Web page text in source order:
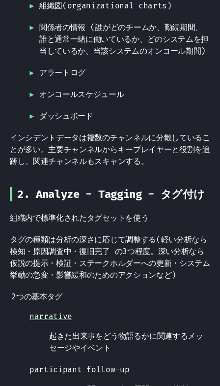
組織図(organizational charts)
関係者の情報 (誰がどのチームか、勤続期間、
誰と通常一緒に働いているか、どのシステムを担
当しているか、当該システムのオンコール期間)
アラートログ
オンコールスケジュール
ダッシュボード
インシデントデータは複数のチャンネルに分散しているこ
とが多い。主要チャンネルからキープレイヤーと役割を追
跡し、関連チャンネルもスキャンする。
2. Analyze - Tagging - タグ付け
組織内で標準化されたタグセットを使う
タグの種類は分析の深さに応じて調整する(軽い分析なら
検知・原因調査中・復旧完了 の3つ程度。深い分析なら
仮説の提示・検証・ステークホルダーへの更新・システム
挙動の急変・影響緩和のためのアクションなど)
2つの基本タグ
narrative
起きた出来事をどう物語るかに関連するメッ
セージやイベント
participant follow-up